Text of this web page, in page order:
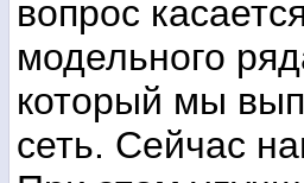
вопрос
модельного
который мы
сеть. Сейчас